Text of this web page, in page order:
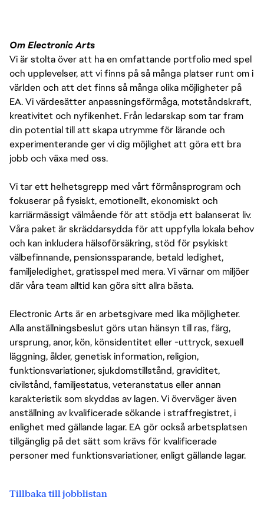
Om Electronic Arts
Vi är stolta över att ha en omfattande portfolio med spel
och upplevelser, att vi finns på så många platser runt om i
världen och att det finns så många olika möjligheter på
EA. Vi värdesätter anpassningsförmåga, motståndskraft,
kreativitet och nyfikenhet. Från ledarskap som tar fram
din potential till att skapa utrymme för lärande och
experimenterande ger vi dig möjlighet att göra ett bra
jobb och växa med oss.
Vi tar ett helhetsgrepp med vårt förmånsprogram och
fokuserar på fysiskt, emotionellt, ekonomiskt och
karriärmässigt välmående för att stödja ett balanserat liv.
Våra paket är skräddarsydda för att uppfylla lokala behov
och kan inkludera hälsoförsäkring, stöd för psykiskt
välbefinnande, pensionssparande, betald ledighet,
familjeledighet, gratisspel med mera. Vi värnar om miljöer
där våra team alltid kan göra sitt allra bästa.
Electronic Arts är en arbetsgivare med lika möjligheter.
Alla anställningsbeslut görs utan hänsyn till ras, färg,
ursprung, anor, kön, könsidentitet eller -uttryck, sexuell
läggning, ålder, genetisk information, religion,
funktionsvariationer, sjukdomstillstånd, graviditet,
civilstånd, familjestatus, veteranstatus eller annan
karakteristik som skyddas av lagen. Vi överväger även
anställning av kvalificerade sökande i straffregistret, i
enlighet med gällande lagar. EA gör också arbetsplatsen
tillgänglig på det sätt som krävs för kvalificerade
personer med funktionsvariationer, enligt gällande lagar.
Tillbaka till jobblistan